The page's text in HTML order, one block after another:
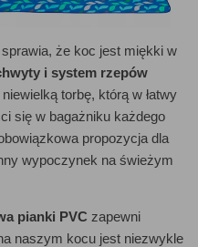
sprawia, że koc jest miękki w
i system rzepów
torbę, którą w łatwy
się w bagażniku każdego
propozycja dla
wypoczynek na świeżym
pianki PVC zapewni
naszym kocu jest niezwykle